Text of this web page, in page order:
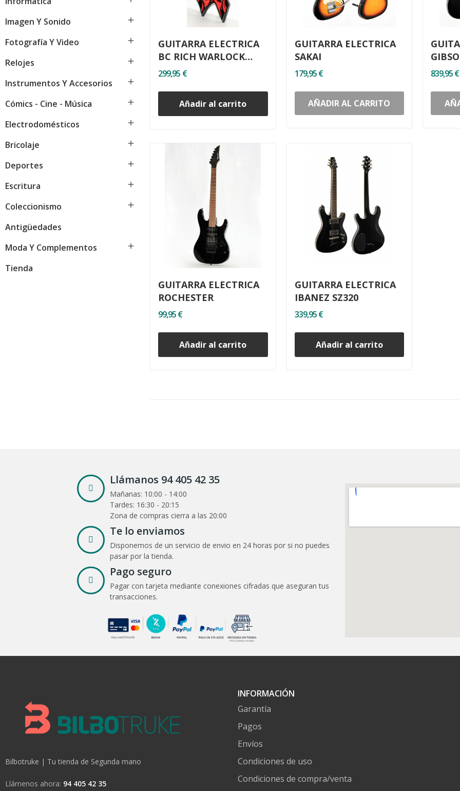
Imagen Y Sonido 
Fotografía Y Video 
Relojes 
Instrumentos Y Accesorios 
Cómics - Cine - Música 
Electrodomésticos 
Bricolaje 
Deportes 
Escritura 
Coleccionismo 
Antigüedades
Moda Y Complementos

Tienda
GUITARRA ELECTRICA
BC RICH WARLOCK
KERRY KING
299,95 €
Añadir al carrito
GUITARRA ELECTRICA
SAKAI
179,95 €
AÑADIR AL CARRITO
JUNIO
839,95 €
GUITARRA ELECTRICA
ROCHESTER
99,95 €
Añadir al carrito
GUITARRA ELECTRICA
IBANEZ SZ320
339,95 €
Añadir al carrito
Llámanos 94 405 42 35
Mañanas: 10:00 - 14:00
Tardes: 16:30 - 20:15
Zona de compras cierra a las 20:00
Te lo enviamos
Disponemos de un servicio de envio en 24 horas por si no puedes
pasar por la tienda.
Pago seguro
Pagar con tarjeta mediante conexiones cifradas que aseguran tus
transacciones.
Bilbotruke | Tu tienda de Segunda mano
Llámenos ahora: 94 405 42 35
INFORMACIÓN
Garantía
Pagos
Envíos
Condiciones de uso
Condiciones de compra/venta